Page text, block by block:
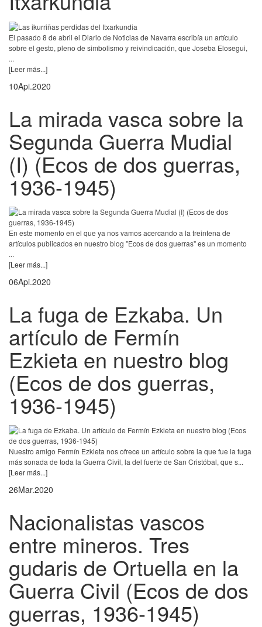
El pasado 8 de abril el Diario de Noticias de Navarra escribía un artículo
sobre el gesto, pleno de simbolismo y reivindicación, que Joseba Elosegui,
...
[Leer más...]
10Api.2020
La mirada vasca sobre la
Segunda Guerra Mudial
(I) (Ecos de dos guerras,
1936-1945)
En este momento en el que ya nos vamos acercando a la treintena de
artículos publicados en nuestro blog "Ecos de dos guerras" es un momento
...
[Leer más...]
06Api.2020
La fuga de Ezkaba. Un
artículo de Fermín
Ezkieta en nuestro blog
(Ecos de dos guerras,
1936-1945)
Nuestro amigo Fermín Ezkieta nos ofrece un artículo sobre la que fue la fuga
más sonada de toda la Guerra Civil, la del fuerte de San Cristóbal, que s...
[Leer más...]
26Mar.2020
Nacionalistas vascos
entre mineros. Tres
gudaris de Ortuella en la
Guerra Civil (Ecos de dos
guerras, 1936-1945)